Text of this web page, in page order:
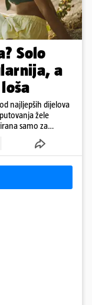
Solo
a
najljepših dijelova
žele
samo za
nužno da svako